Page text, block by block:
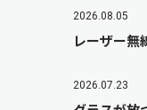
2026.08.05
レーザー無
2026.07.23